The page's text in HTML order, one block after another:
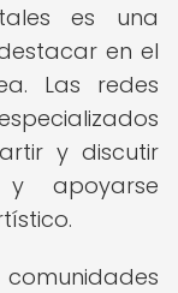
es una
en el
Las redes
y discutir
y apoyarse